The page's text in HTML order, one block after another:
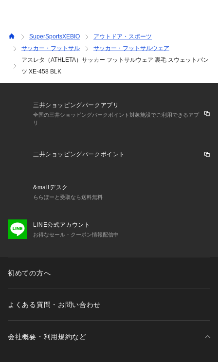
r Sports XEBIO サッカー soccer フットボール サッカーウエ
ア ウェア フットサル futsal フットサルウエア スウェット ス
ウェットパンツ ウェア wear Men's Mens メンズ めんず 男性
黒 ブラック スポーツウェア ボトムス ロングパンツ 練習着 0
SuperSportsXEBIO
アウトドア・スポーツ
サッカー・フットサル
サッカー・フットサルウェア
アスレタ（ATHLETA）サッカー フットサルウェア 裏毛 スウェットパン
ツ XE-458 BLK
三井ショッピングパークアプリ
全国の三井ショッピングパークポイント対象施設でご利用できるアプ
リ
三井ショッピングパークポイント
&mallデスク
ららぽーと受取なら送料無料
LINE公式アカウント
お得なセール・クーポン情報配信中
初めての方へ
よくある質問・お問い合わせ
会社概要・利用規約など